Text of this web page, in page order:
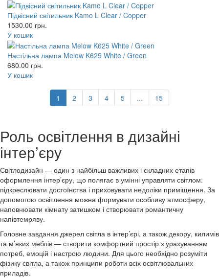
Підвісний світильник Kamo L Clear / Copper
1530.00 грн.
У кошик
Настільна лампа Melow K625 White / Green
680.00 грн.
У кошик
1 2 3 4 5 ... 15
Роль освітлення в дизайні
інтер’єру
Світлодизайн — один з найбільш важливих і складних етапів
оформлення інтер’єру, що полягає в умінні управляти світлом:
підкреслювати достоїнства і приховувати недоліки приміщення. За
допомогою освітлення можна формувати особливу атмосферу,
наповнювати кімнату затишком і створювати романтичну
напівтемряву.
Головне завдання джерел світла в інтер’єрі, а також декору, килимів
та м’яких меблів — створити комфортний простір з урахуванням
потреб, емоцій і настрою людини. Для цього необхідно розуміти
фізику світла, а також принципи роботи всіх освітлювальних
приладів.